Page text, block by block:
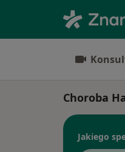
Choroba
Jakiego